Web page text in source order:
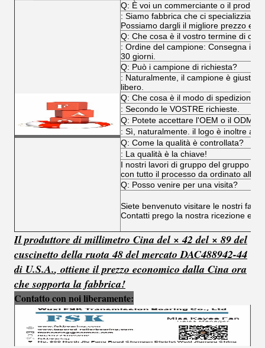
Q: È voi un commerciante o il
: Siamo fabbrica che ci
Possiamo dargli il migliore prezzo ed
Q: Che cosa è il vostro termine di
: Ordine del campione: Consegna
30 giorni.
Q: Può i campione di richiesta?
: Naturalmente, il campione è giusto
libero.
Q: Che cosa è il modo di spedizione?
: Secondo le VOSTRE richieste.
Q: Potete accettare l'OEM o il ODM?
: Sì, naturalmente. il logo è inoltre
Q: Come la qualità è controllata?
: La qualità è la chiave!
I nostri lavori di gruppo del gruppo e
con tutto il processo da ordinato allo
Q: Posso venire per una visita?
Siete benvenuto visitare le nostri
Contatti prego la nostra ricezione e
Il produttore di millimetro Cina del × 42 del × 89 del
cuscinetto della ruota 48 del mercato DAC488942-44
di U.S.A., ottiene ilprezzo economico dalla Cina ora
che sopporta la fabbrica!
Contatto con noi liberamente: